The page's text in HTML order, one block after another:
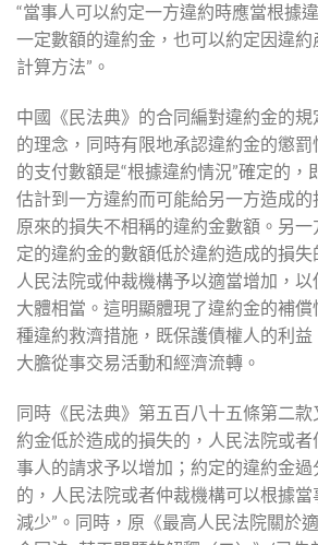
“當事人可以約定一方違約時應當根據
一定數額的違約金，也可以約定因違
計算方法”。
中國《民法典》的合同編對違約金的
的理念，同時有限地承認違約金的懲
的支付數額是“根據違約情況”確定的，
估計到一方違約而可能給另一方造成
原來的損失不相稱的違約金數額。另
定的違約金的數額低於違約造成的損
人民法院或仲裁機構予以適當增加，
大體相當。這明顯體現了違約金的補
種違約救濟措施，既保護債權人的利
大膽從事交易活動和經濟流轉。
同時《民法典》第五百八十五條第二款
約金低於造成的損失的，人民法院或
事人的請求予以增加；約定的違約金
的，人民法院或者仲裁機構可以根據
減少”。同時，原《最高人民法院關於